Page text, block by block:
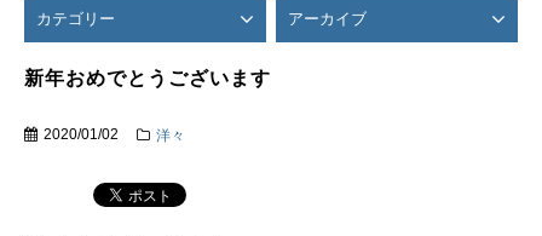
カテゴリー アーカイブ
新年おめでとうございます
2020/01/02 洋々